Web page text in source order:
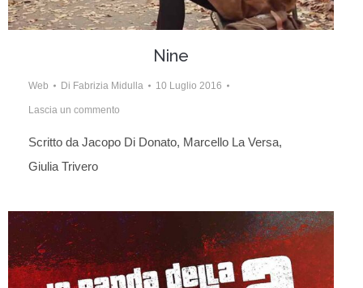
Nine
Web Di Fabrizia Midulla 10 Luglio 2016
Lascia un commento
Scritto da Jacopo Di Donato, Marcello La Versa,
Giulia Trivero